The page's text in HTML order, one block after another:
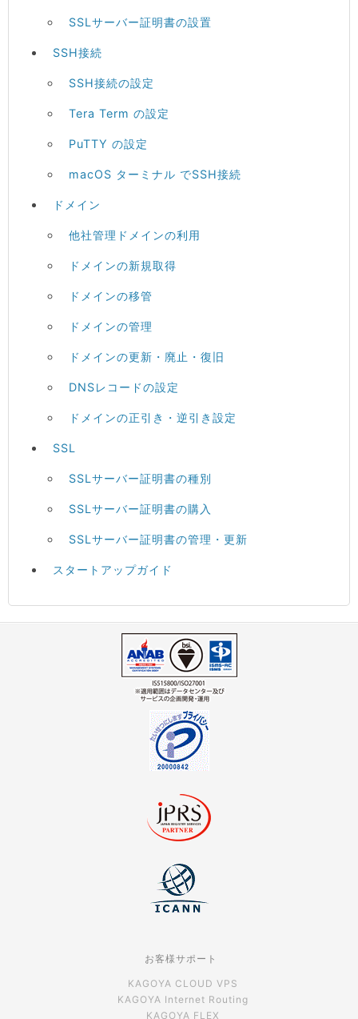
SSLサーバー証明書の設置
SSH接続
SSH接続の設定
Tera Term の設定
PuTTY の設定
macOS ターミナル でSSH接続
ドメイン
他社管理ドメインの利用
ドメインの新規取得
ドメインの移管
ドメインの管理
ドメインの更新・廃止・復旧
DNSレコードの設定
ドメインの正引き・逆引き設定
SSL
SSLサーバー証明書の種別
SSLサーバー証明書の購入
SSLサーバー証明書の管理・更新
スタートアップガイド
お客様サポート
KAGOYA CLOUD VPS
KAGOYA Internet Routing
KAGOYA FLEX